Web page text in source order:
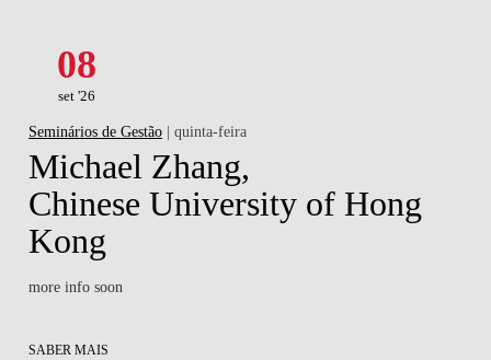
08
set '26
Seminários de Gestão | quinta-feira
Michael Zhang,
Chinese University of Hong
Kong
more info soon
SABER MAIS